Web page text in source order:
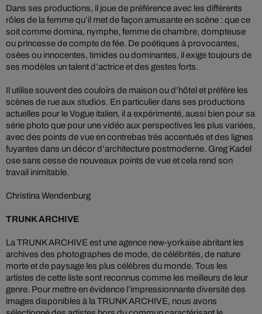
Dans ses productions, il joue de préférence avec les différents
rôles de la femme qu’il met de façon amusante en scène : que ce
soit comme domina, nymphe, femme de chambre, dompteuse
ou princesse de compte de fée. De poétiques à provocantes,
osées ou innocentes, timides ou dominantes, il exige toujours de
ses modèles un talent d’actrice et des gestes forts.
Il utilise souvent des couloirs de maison ou d’hôtel et préfère les
scènes de rue aux studios. En particulier dans ses productions
actuelles pour le Vogue italien, il a expérimenté, aussi bien pour sa
série photo que pour une vidéo aux perspectives les plus variées,
avec des points de vue en contrebas très accentués et des lignes
fuyantes dans un décor d’architecture postmoderne. Greg Kadel
ose sans cesse de nouveaux points de vue et cela rend son
travail inimitable.
Christina Wendenburg
TRUNK ARCHIVE
La TRUNK ARCHIVE est une agence new-yorkaise abritant les
archives des photographes de mode, de célébrités, de nature
morte et de paysage les plus célèbres du monde. Tous les
artistes de cette liste sont reconnus comme les meilleurs de leur
genre. Pour mettre en évidence l’impressionnante diversité des
images disponibles à la TRUNK ARCHIVE, nous avons